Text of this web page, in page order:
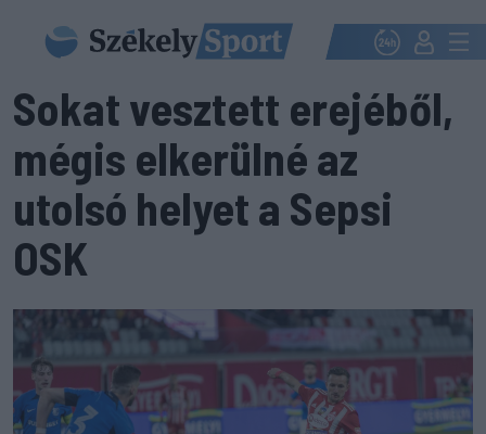
Sokat vesztett erejéből,
mégis elkerülné az
utolsó helyet a Sepsi
OSK